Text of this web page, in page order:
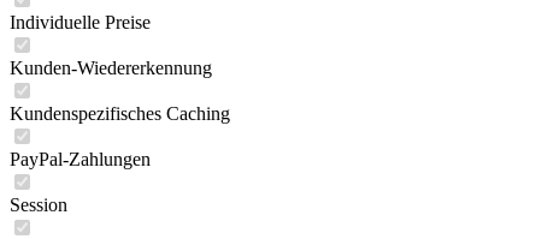
Individuelle Preise
Kunden-Wiedererkennung
Kundenspezifisches Caching
PayPal-Zahlungen
Session